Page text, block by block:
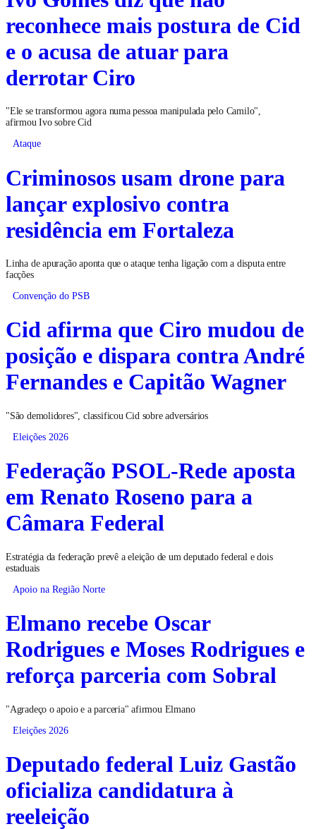
reconhece mais postura de Cid
e o acusa de atuar para
derrotar Ciro
"Ele se transformou agora numa pessoa manipulada pelo Camilo",
afirmou Ivo sobre Cid
Ataque
Criminosos usam drone para
lançar explosivo contra
residência em Fortaleza
Linha de apuração aponta que o ataque tenha ligação com a disputa entre
facções
Convenção do PSB
Cid afirma que Ciro mudou de
posição e dispara contra André
Fernandes e Capitão Wagner
"São demolidores", classificou Cid sobre adversários
Eleições 2026
Federação PSOL-Rede aposta
em Renato Roseno para a
Câmara Federal
Estratégia da federação prevê a eleição de um deputado federal e dois
estaduais
Apoio na Região Norte
Elmano recebe Oscar
Rodrigues e Moses Rodrigues e
reforça parceria com Sobral
"Agradeço o apoio e a parceria" afirmou Elmano
Eleições 2026
Deputado federal Luiz Gastão
oficializa candidatura à
reeleição